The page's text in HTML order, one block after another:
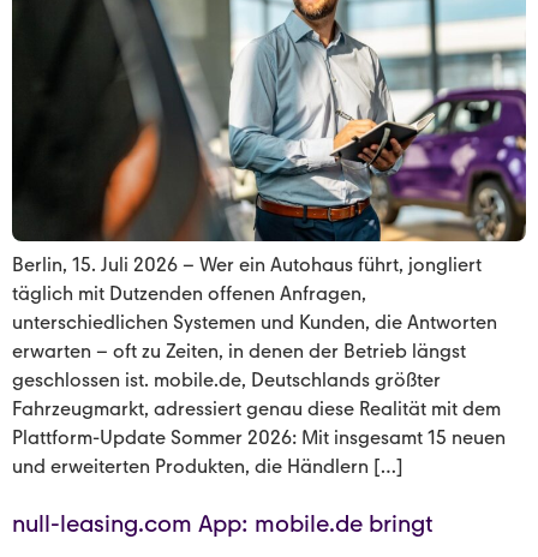
Berlin, 15. Juli 2026 – Wer ein Autohaus führt, jongliert
täglich mit Dutzenden offenen Anfragen,
unterschiedlichen Systemen und Kunden, die Antworten
erwarten – oft zu Zeiten, in denen der Betrieb längst
geschlossen ist. mobile.de, Deutschlands größter
Fahrzeugmarkt, adressiert genau diese Realität mit dem
Plattform-Update Sommer 2026: Mit insgesamt 15 neuen
und erweiterten Produkten, die Händlern […]
null-leasing.com App: mobile.de bringt